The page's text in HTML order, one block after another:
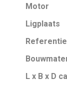
Motor
Ligplaats
L x B x D ca